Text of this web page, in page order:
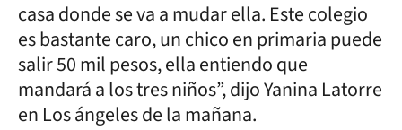
casa donde se va a mudar ella. Este colegio
es bastante caro, un chico en primaria puede
salir 50 mil pesos, ella entiendo que
mandará a los tres niños”, dijo Yanina Latorre
en Los ángeles de la mañana.